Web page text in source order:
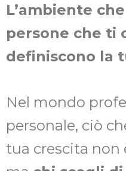
L’ambiente
persone che ti
definiscono la
Nel mondo
personale, ciò
tua crescita non